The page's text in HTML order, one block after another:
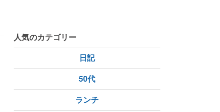
人気のカテゴリー
日記
50代
ランチ